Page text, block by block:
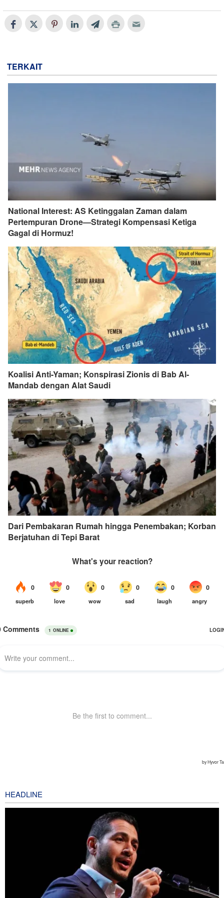
TERKAIT
National Interest: AS Ketinggalan Zaman dalam
Pertempuran Drone—Strategi Kompensasi Ketiga
Gagal di Hormuz!
Koalisi Anti-Yaman; Konspirasi Zionis di Bab Al-
Mandab dengan Alat Saudi
Dari Pembakaran Rumah hingga Penembakan; Korban
Berjatuhan di Tepi Barat
HEADLINE